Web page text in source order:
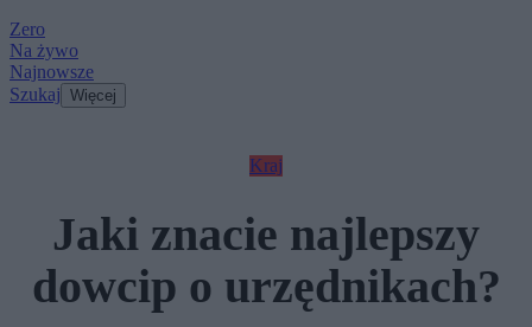
Zero
Na żywo
Najnowsze
Szukaj Więcej
Kraj
Jaki znacie najlepszy
dowcip o urzędnikach?